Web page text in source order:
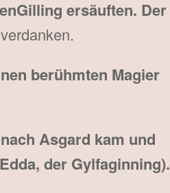
Gilling ersäuften. Der
berühmten Magier
Asgard kam und
der Gylfaginning).